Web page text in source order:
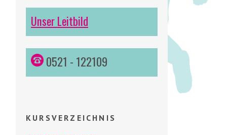
Unser Leitbild
0521 - 122109
KURSVERZEICHNIS